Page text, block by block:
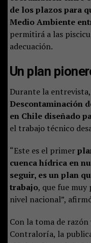
de los plazos para
Medio Ambiente
permitirá a las
adecuación.
Un plan
Durante la entrevista,
Descontaminación
en Chile diseñado
el trabajo técnico
“Este es el primer
cuenca hídrica en
seguir, es un plan
trabajo, que fue muy
nivel nacional”,
Con la toma de
Contraloría, la